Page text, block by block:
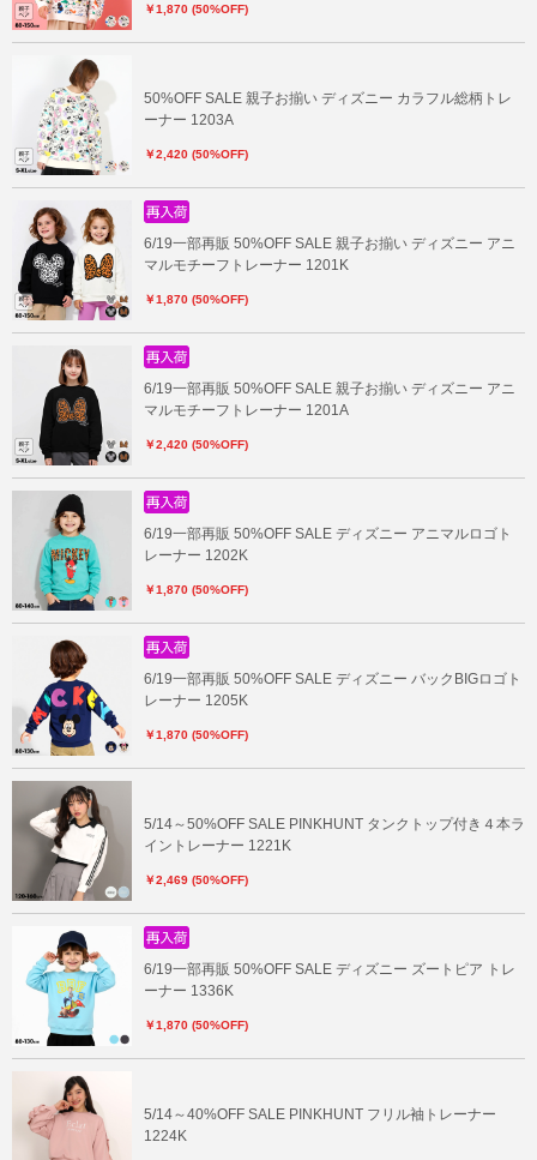
￥1,870 (50%OFF)
50%OFF SALE 親子お揃い ディズニー カラフル総柄トレ
ーナー 1203A
￥2,420 (50%OFF)
6/19一部再販 50%OFF SALE 親子お揃い ディズニー アニ
マルモチーフトレーナー 1201K
￥1,870 (50%OFF)
6/19一部再販 50%OFF SALE 親子お揃い ディズニー アニ
マルモチーフトレーナー 1201A
￥2,420 (50%OFF)
6/19一部再販 50%OFF SALE ディズニー アニマルロゴト
レーナー 1202K
￥1,870 (50%OFF)
6/19一部再販 50%OFF SALE ディズニー バックBIGロゴト
レーナー 1205K
￥1,870 (50%OFF)
5/14～50%OFF SALE PINKHUNT タンクトップ付き４本ラ
イントレーナー 1221K
￥2,469 (50%OFF)
6/19一部再販 50%OFF SALE ディズニー ズートピア トレ
ーナー 1336K
￥1,870 (50%OFF)
5/14～40%OFF SALE PINKHUNT フリル袖トレーナー
1224K